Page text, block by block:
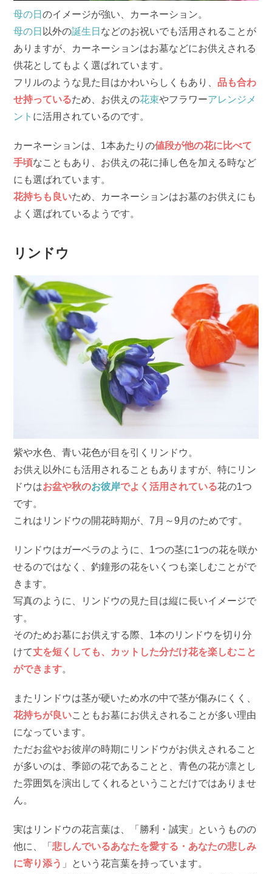
母の日のイメージが強い、カーネーション。
母の日 以外の誕生日 などのお祝いでも活用されることが
ありますが、カーネーションはお墓などにお供えされる
供花としてもよく選ばれています。
フリルのような見た目はかわいらしくもあり、品も合わ
せ持っているため、お供えの花束やフラワーアレンジメ
ント に活用されているのです。
カーネーションは、1本あたりの値段が他の花に比べて
手頃なこともあり、お供えの花に挿し色を加える時など
にも選ばれています。
花持ちも良いため、カーネーションはお墓のお供えにも
よく選ばれているようです。
リンドウ
紫や水色、青い花色が目を引くリンドウ。
お供え以外にも活用されることもありますが、特にリン
ドウはお盆や秋のお彼岸でよく活用されている花の1つ
です。
これはリンドウの開花時期が、7月～9月のためです。
リンドウはガーベラのように、1つの茎に1つの花を咲か
せるのではなく、釣鐘形の花をいくつも楽しむことがで
きます。
写真のように、リンドウの見た目は縦に長いイメージで
す。
そのためお墓にお供えする際、1本のリンドウを切り分
けて丈を短くしても、カットした分だけ花を楽しむこと
ができます。
またリンドウは茎が硬いため水の中で茎が傷みにくく、
花持ちが良いこともお墓にお供えされることが多い理由
になっています。
ただお盆やお彼岸の時期にリンドウがお供えされること
が多いのは、季節の花であることと、青色の花が凛とし
た雰囲気を演出してくれるということだけではありませ
ん。
実はリンドウの花言葉は、「勝利・誠実」というものの
他に、「悲しんでいるあなたを愛する・あなたの悲しみ
に寄り添う 」という花言葉を持っています。